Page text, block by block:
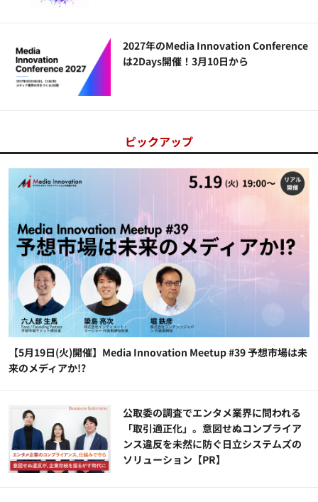
2027年のMedia Innovation Conference
は2Days開催！3月10日から
ピックアップ
【5月19日(火)開催】Media Innovation Meetup #39 予想市場は未
来のメディアか!?
公​​取委の調査でエンタメ業界に問われる
「取引適正化」。意図せぬコンプライア
ンス違反を未然に防ぐ日立システムズの
ソリューション​【PR】